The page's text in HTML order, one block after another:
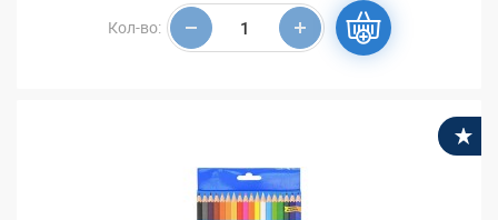
Кол-во: